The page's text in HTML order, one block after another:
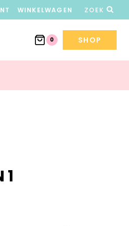
WINKELWAGEN ZOEK
0 SHOP
1